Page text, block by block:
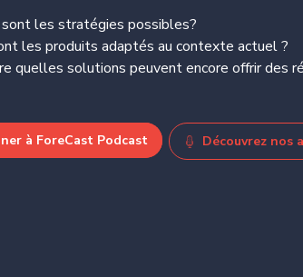
les stratégies possibles?
les produits adaptés au contexte actuel ?
quelles solutions peuvent encore offrir des
à ForeCast Podcast Découvrez nos